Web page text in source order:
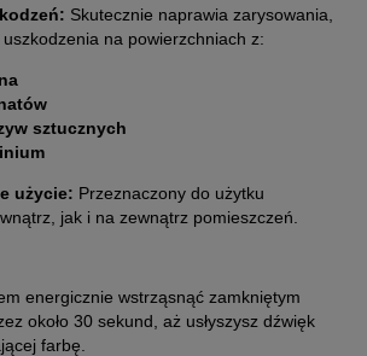
Skutecznie naprawia zarysowania,
na powierzchniach z:
sztucznych
użycie: Przeznaczony do użytku
jak i na zewnątrz pomieszczeń.
energicznie wstrząsnąć zamkniętym
około 30 sekund, aż usłyszysz dźwięk
farbę.